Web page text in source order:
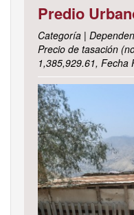
Categoría |
Precio de tasación
1,385,929.61, Fecha